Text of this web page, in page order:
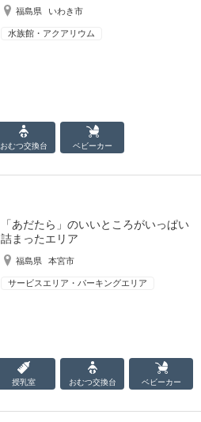
福島県 いわき市
水族館・アクアリウム
おむつ交換台 ベビーカー
「あだたら」のいいところがいっぱい
詰まったエリア
福島県 本宮市
サービスエリア・パーキングエリア
授乳室 おむつ交換台 ベビーカー